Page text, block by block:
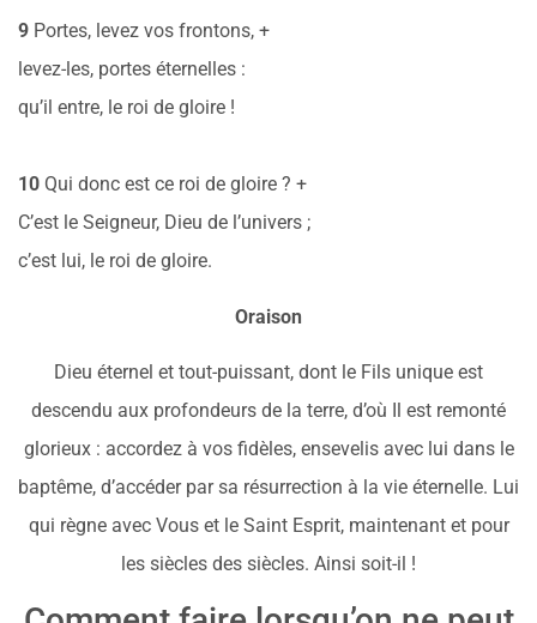
9 Portes, levez vos frontons, +
levez-les, portes éternelles :
qu’il entre, le roi de gloire !
10 Qui donc est ce roi de gloire ? +
C’est le Seigneur, Dieu de l’univers ;
c’est lui, le roi de gloire.
Oraison
Dieu éternel et tout-puissant, dont le Fils unique est
descendu aux profondeurs de la terre, d’où Il est remonté
glorieux : accordez à vos fidèles, ensevelis avec lui dans le
baptême, d’accéder par sa résurrection à la vie éternelle. Lui
qui règne avec Vous et le Saint Esprit, maintenant et pour
les siècles des siècles. Ainsi soit-il !